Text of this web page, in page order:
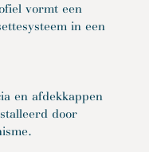
vormt een
in een
en afdekkappen
door